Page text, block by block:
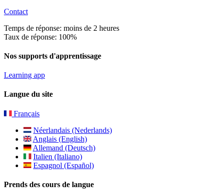
Contact
Temps de réponse: moins de 2 heures
Taux de réponse: 100%
Nos supports d'apprentissage
Learning app
Langue du site
Français
Néerlandais (Nederlands)
Anglais (English)
Allemand (Deutsch)
Italien (Italiano)
Espagnol (Español)
Prends des cours de langue